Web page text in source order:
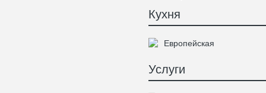
Кухня
Европейская
Услуги